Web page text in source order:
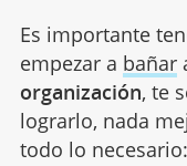
Es importante
empezar a bañar
organización, te
lograrlo, nada
todo lo